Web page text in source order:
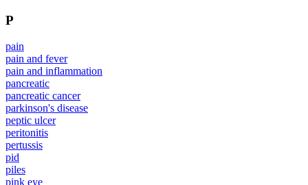
P
pain
pain and fever
pain and inflammation
pancreatic
pancreatic cancer
parkinson's disease
peptic ulcer
peritonitis
pertussis
pid
piles
pink eye